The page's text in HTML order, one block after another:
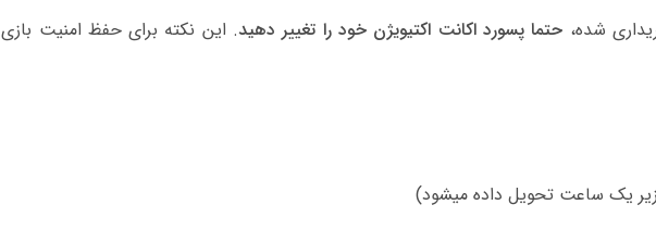
شده، حتما پسورد اکانت اکتیویژن خود را تغییر دهید. این نکته برای حفظ امنیت بازی